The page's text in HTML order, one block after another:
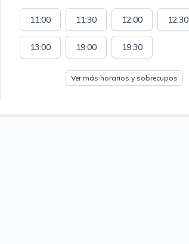
11:00 11:30 12:00 12:30
13:00 19:00 19:30
Ver más horarios y sobrecupos